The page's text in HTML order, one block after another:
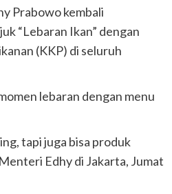
Prabowo kembali
“Lebaran Ikan” dengan
(KKP) di seluruh
lebaran dengan menu
tapi juga bisa produk
Edhy di Jakarta, Jumat